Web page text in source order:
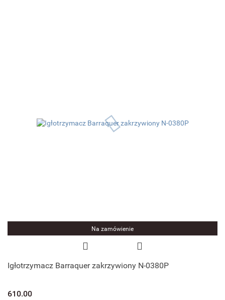
Na zamówienie
Igłotrzymacz Barraquer zakrzywiony N-0380P
610.00